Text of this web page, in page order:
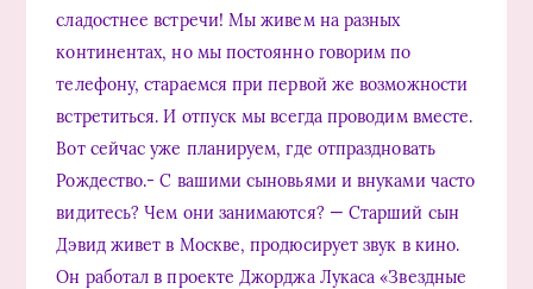
сладостнее встречи! Мы живем на разных
континентах, но мы постоянно говорим по
телефону, стараемся при первой же возможности
встретиться. И отпуск мы всегда проводим вместе.
Вот сейчас уже планируем, где отпраздновать
Рождество.- С вашими сыновьями и внуками часто
видитесь? Чем они занимаются? — Старший сын
Дэвид живет в Москве, продюсирует звук в кино.
Он работал в проекте Джорджа Лукаса «Звездные